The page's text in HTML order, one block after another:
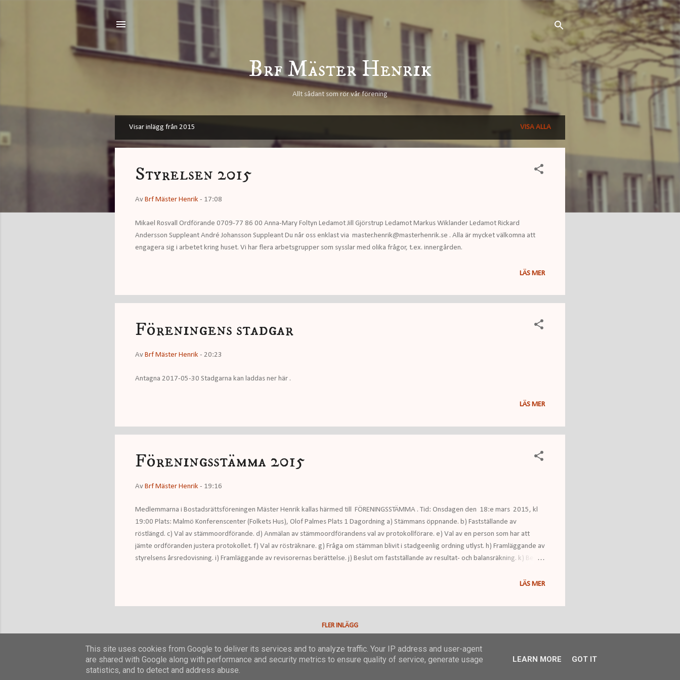
Fortsätt till huvudinnehåll
Brf Mäster Henrik
Allt sådant som rör vår förening
n
Visar inlägg från 2015 VISA ALLA
Styrelsen 2015
Av Brf Mäster Henrik - 17:08
Mikael Rosvall Ordförande 0709-77 86 00 Anna-Mary Foltyn Ledamot Jill Gjörstrup Ledamot Markus Wiklander Ledamot Rickard
Andersson Suppleant André Johansson Suppleant Du når oss enklast via master.henrik@masterhenrik.se . Alla är mycket välkomna att
engagera sig i arbetet kring huset. Vi har flera arbetsgrupper som sysslar med olika frågor, t.ex. innergården.
LÄS MER
Föreningens stadgar
Av Brf Mäster Henrik - 20:23
Antagna 2017-05-30 Stadgarna kan laddas ner här .
LÄS MER
Föreningsstämma 2015
Av Brf Mäster Henrik - 19:16
Medlemmarna i Bostadsrättsföreningen Mäster Henrik kallas härmed till FÖRENINGSSTÄMMA . Tid: Onsdagen den 18:e mars 2015, kl
19:00 Plats: Malmö Konferenscenter (Folkets Hus), Olof Palmes Plats 1 Dagordning a) Stämmans öppnande. b) Fastställande av
röstlängd. c) Val av stämmoordförande. d) Anmälan av stämmoordförandens val av protokollförare. e) Val av en person som har att
jämte ordföranden justera protokollet. f) Val av rösträknare. g) Fråga om stämman blivit i stadgeenlig ordning utlyst. h) Framläggande av
styrelsens årsredovisning. i) Framläggande av revisorernas berättelse. j) Beslut om fastställande av resultat- och balansräkning. k) Beslut
LÄS MER
FLER INLÄGG
Använder Blogger
This site uses cookies from Google to deliver its services and to analyze traffic. Your IP address and user-agent
are shared with Google along with performance and security metrics to ensure quality of service, generate usage
statistics, and to detect and address abuse.
LEARN MORE GOT IT